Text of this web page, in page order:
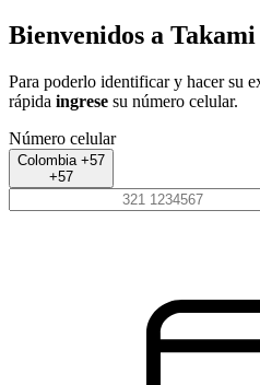
Bienvenidos a Takami
Para poderlo identificar y hacer su
rápida ingrese su número celular.
Número celular
Colombia +57
+57